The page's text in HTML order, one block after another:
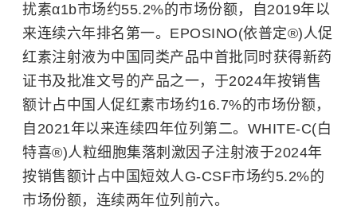
扰素α1b市场约55.2%的市场份额，自2019年以
来连续六年排名第一。EPOSINO(依普定®)人促
红素注射液为中国同类产品中首批同时获得新药
证书及批准文号的产品之一，于2024年按销售
额计占中国人促红素市场约16.7%的市场份额，
自2021年以来连续四年位列第二。WHITE-C(白
特喜®)人粒细胞集落刺激因子注射液于2024年
按销售额计占中国短效人G-CSF市场约5.2%的
市场份额，连续两年位列前六。